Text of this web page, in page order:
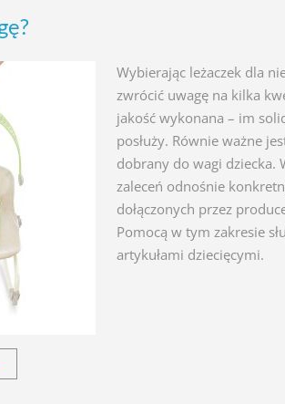
Wybierając leżaczek dla
zwrócić uwagę na kilka
jakość wykonana – im
posłuży. Równie ważne
dobrany do wagi dziecka.
zaleceń odnośnie
dołączonych przez
Pomocą w tym zakresie
artykułami dziecięcymi.